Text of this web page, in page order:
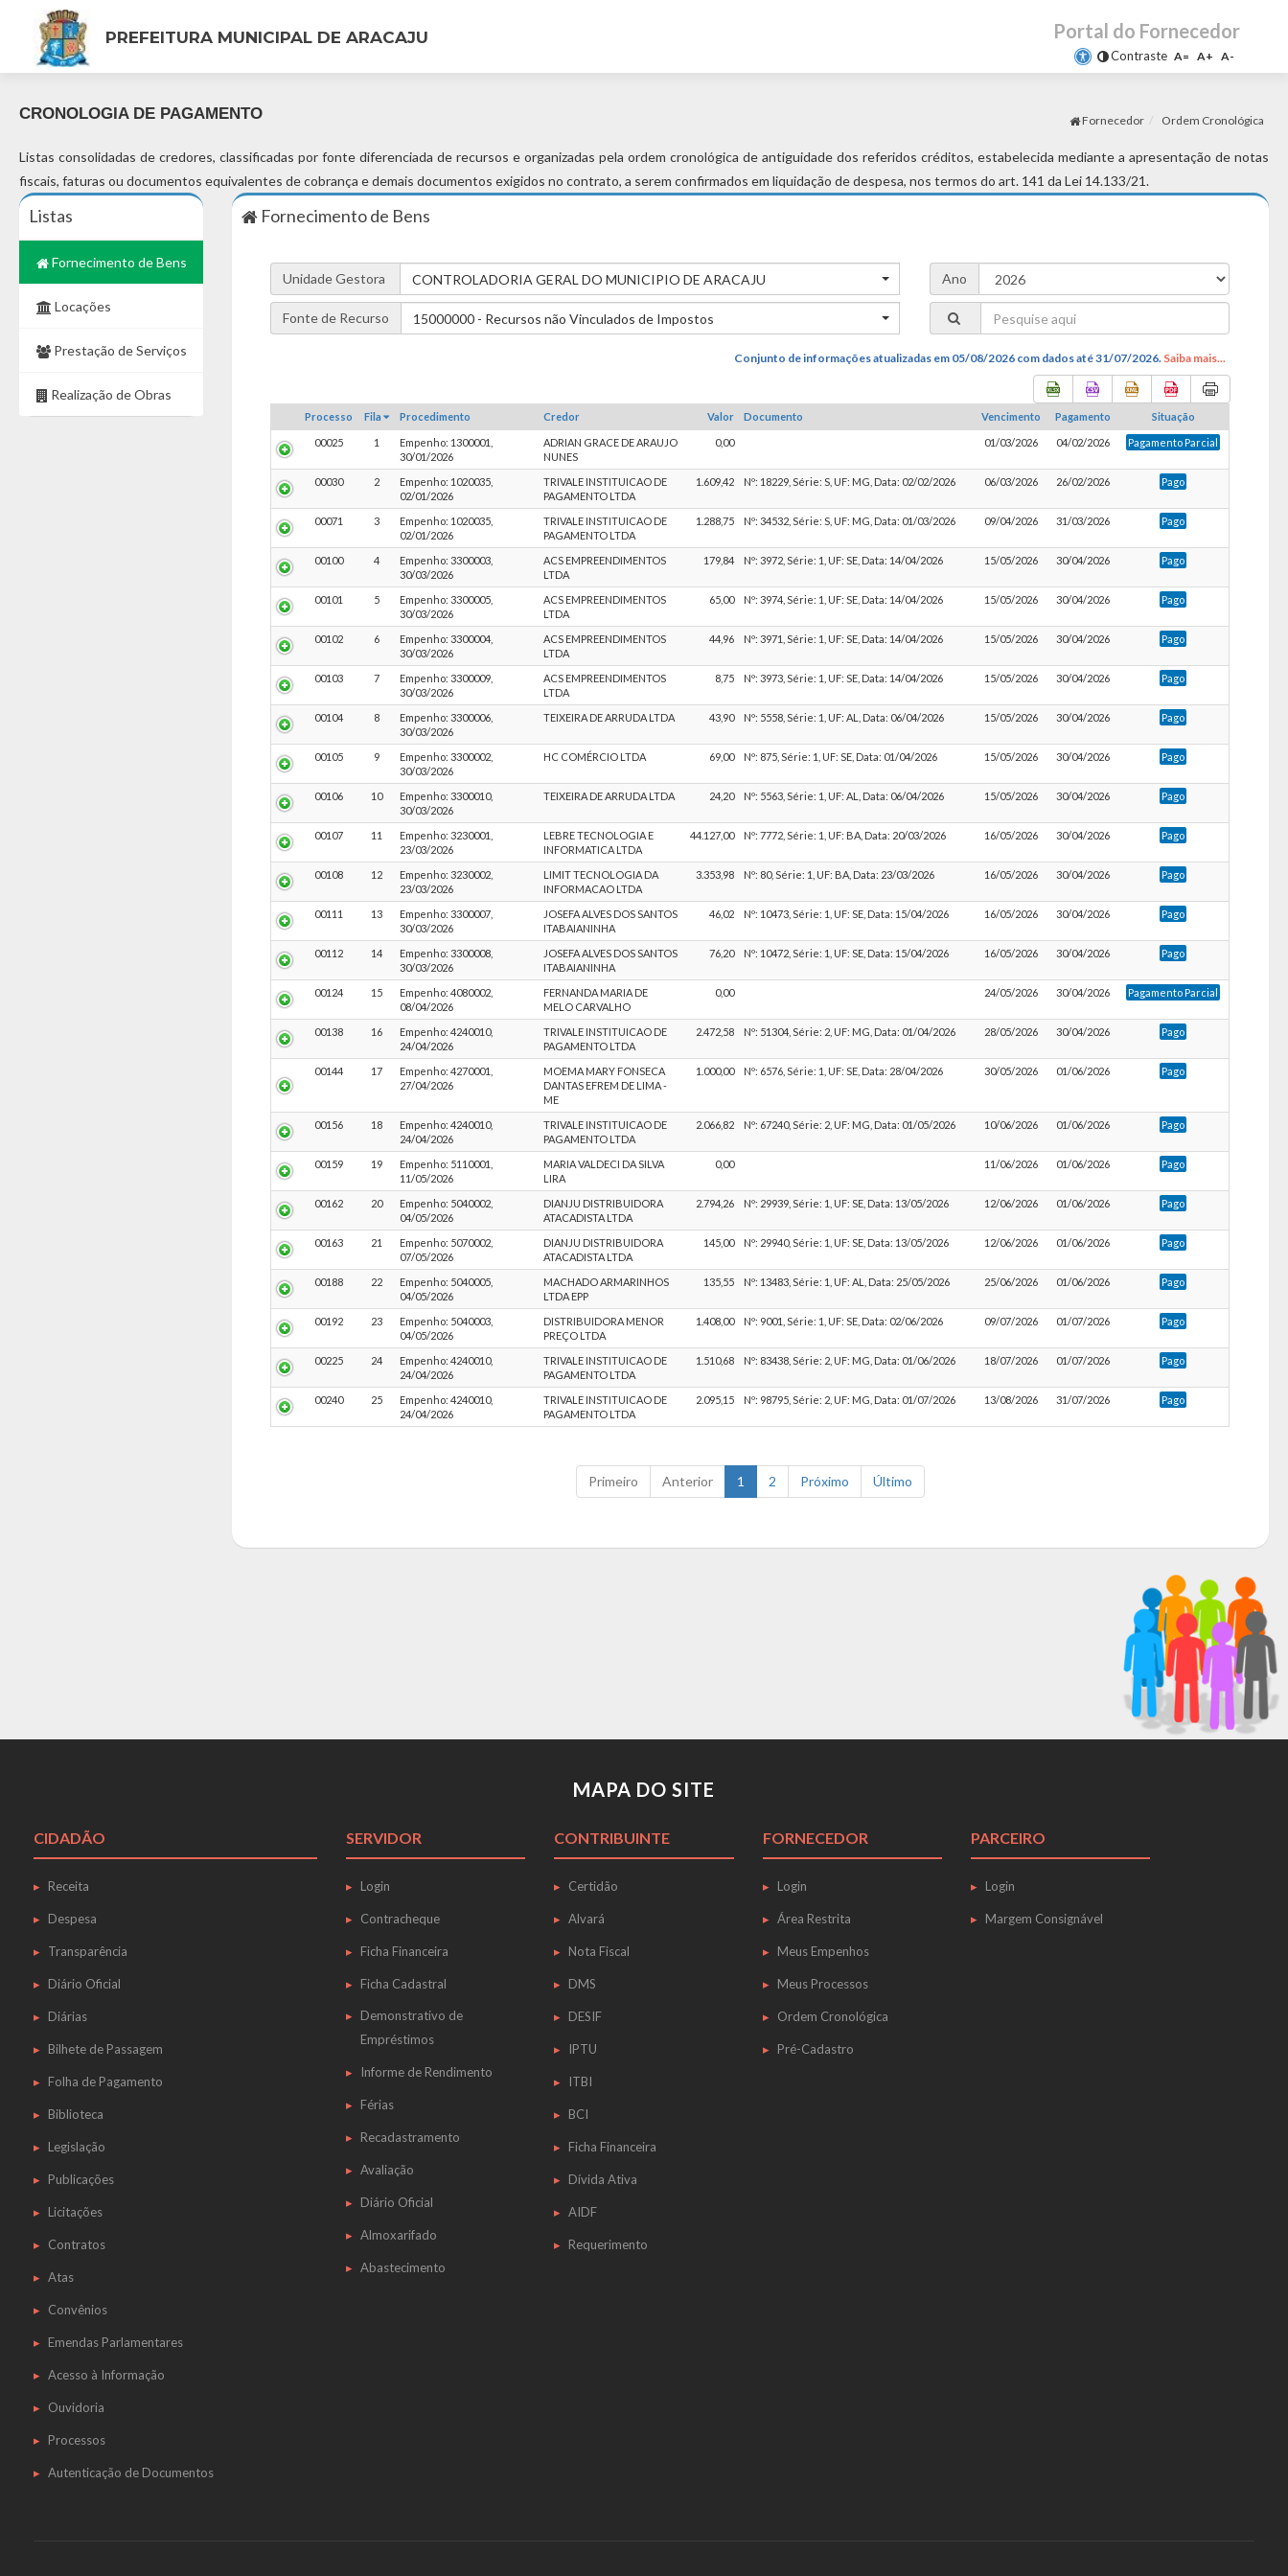
PREFEITURA MUNICIPAL DE ARACAJU Portal do Fornecedor
Contraste A= A+ A-
Fornecedor Ordem Cronológica
CRONOLOGIA DE PAGAMENTO
Listas consolidadas de credores, classificadas por fonte diferenciada de recursos e organizadas pela ordem cronológica de antiguidade dos referidos créditos, estabelecida mediante a apresentação de notas
fiscais, faturas ou documentos equivalentes de cobrança e demais documentos exigidos no contrato, a serem confirmados em liquidação de despesa, nos termos do art. 141 da Lei 14.133/21.
Listas
Fornecimento de Bens
Locações
Prestação de Serviços
Realização de Obras
Fornecimento de Bens
Unidade Gestora CONTROLADORIA GERAL DO MUNICIPIO DE ARACAJU Ano
Fonte de Recurso 15000000 - Recursos não Vinculados de Impostos
Conjunto de informações atualizadas em 05/08/2026com dados até 31/07/2026. Saiba mais...
Processo Fila Procedimento Credor Valor Documento Vencimento Pagamento Situação
00025 1
Empenho: 1300001,
30/01/2026
ADRIAN GRACE DE ARAUJO
NUNES
0,00 01/03/2026 04/02/2026 Pagamento Parcial
00030 2
Empenho: 1020035,
02/01/2026
TRIVALE INSTITUICAO DE
PAGAMENTO LTDA
1.609,42 Nº: 18229, Série: S, UF: MG, Data: 02/02/2026 06/03/2026 26/02/2026 Pago
00071 3
Empenho: 1020035,
02/01/2026
TRIVALE INSTITUICAO DE
PAGAMENTO LTDA
1.288,75 Nº: 34532, Série: S, UF: MG, Data: 01/03/2026 09/04/2026 31/03/2026 Pago
00100 4
Empenho: 3300003,
30/03/2026
ACS EMPREENDIMENTOS
LTDA
179,84 Nº: 3972, Série: 1, UF: SE, Data: 14/04/2026 15/05/2026 30/04/2026 Pago
00101 5
Empenho: 3300005,
30/03/2026
ACS EMPREENDIMENTOS
LTDA
65,00 Nº: 3974, Série: 1, UF: SE, Data: 14/04/2026 15/05/2026 30/04/2026 Pago
00102 6
Empenho: 3300004,
30/03/2026
ACS EMPREENDIMENTOS
LTDA
44,96 Nº: 3971, Série: 1, UF: SE, Data: 14/04/2026 15/05/2026 30/04/2026 Pago
00103 7
Empenho: 3300009,
30/03/2026
ACS EMPREENDIMENTOS
LTDA
8,75 Nº: 3973, Série: 1, UF: SE, Data: 14/04/2026 15/05/2026 30/04/2026 Pago
00104 8
Empenho: 3300006,
30/03/2026
TEIXEIRA DE ARRUDA LTDA 43,90 Nº: 5558, Série: 1, UF: AL, Data: 06/04/2026 15/05/2026 30/04/2026 Pago
00105 9
Empenho: 3300002,
30/03/2026
HC COMÉRCIO LTDA 69,00 Nº: 875, Série: 1, UF: SE, Data: 01/04/2026 15/05/2026 30/04/2026 Pago
00106 10
Empenho: 3300010,
30/03/2026
TEIXEIRA DE ARRUDA LTDA 24,20 Nº: 5563, Série: 1, UF: AL, Data: 06/04/2026 15/05/2026 30/04/2026 Pago
00107 11
Empenho: 3230001,
23/03/2026
LEBRE TECNOLOGIA E
INFORMATICA LTDA
44.127,00 Nº: 7772, Série: 1, UF: BA, Data: 20/03/2026 16/05/2026 30/04/2026 Pago
00108 12
Empenho: 3230002,
23/03/2026
LIMIT TECNOLOGIA DA
INFORMACAO LTDA
3.353,98 Nº: 80, Série: 1, UF: BA, Data: 23/03/2026 16/05/2026 30/04/2026 Pago
00111 13
Empenho: 3300007,
30/03/2026
JOSEFA ALVES DOS SANTOS
ITABAIANINHA
46,02 Nº: 10473, Série: 1, UF: SE, Data: 15/04/2026 16/05/2026 30/04/2026 Pago
00112 14
Empenho: 3300008,
30/03/2026
JOSEFA ALVES DOS SANTOS
ITABAIANINHA
76,20 Nº: 10472, Série: 1, UF: SE, Data: 15/04/2026 16/05/2026 30/04/2026 Pago
00124 15
Empenho: 4080002,
08/04/2026
FERNANDA MARIA DE
MELO CARVALHO
0,00 24/05/2026 30/04/2026 Pagamento Parcial
00138 16
Empenho: 4240010,
24/04/2026
TRIVALE INSTITUICAO DE
PAGAMENTO LTDA
2.472,58 Nº: 51304, Série: 2, UF: MG, Data: 01/04/2026 28/05/2026 30/04/2026 Pago
00144 17
Empenho: 4270001,
27/04/2026
MOEMA MARY FONSECA
DANTAS EFREM DE LIMA -
ME
1.000,00 Nº: 6576, Série: 1, UF: SE, Data: 28/04/2026 30/05/2026 01/06/2026 Pago
00156 18
Empenho: 4240010,
24/04/2026
TRIVALE INSTITUICAO DE
PAGAMENTO LTDA
2.066,82 Nº: 67240, Série: 2, UF: MG, Data: 01/05/2026 10/06/2026 01/06/2026 Pago
00159 19
Empenho: 5110001,
11/05/2026
MARIA VALDECI DA SILVA
LIRA
0,00 11/06/2026 01/06/2026 Pago
00162 20
Empenho: 5040002,
04/05/2026
DIANJU DISTRIBUIDORA
ATACADISTA LTDA
2.794,26 Nº: 29939, Série: 1, UF: SE, Data: 13/05/2026 12/06/2026 01/06/2026 Pago
00163 21
Empenho: 5070002,
07/05/2026
DIANJU DISTRIBUIDORA
ATACADISTA LTDA
145,00 Nº: 29940, Série: 1, UF: SE, Data: 13/05/2026 12/06/2026 01/06/2026 Pago
00188 22
Empenho: 5040005,
04/05/2026
MACHADO ARMARINHOS
LTDA EPP
135,55 Nº: 13483, Série: 1, UF: AL, Data: 25/05/2026 25/06/2026 01/06/2026 Pago
00192 23
Empenho: 5040003,
04/05/2026
DISTRIBUIDORA MENOR
PREÇO LTDA
1.408,00 Nº: 9001, Série: 1, UF: SE, Data: 02/06/2026 09/07/2026 01/07/2026 Pago
00225 24
Empenho: 4240010,
24/04/2026
TRIVALE INSTITUICAO DE
PAGAMENTO LTDA
1.510,68 Nº: 83438, Série: 2, UF: MG, Data: 01/06/2026 18/07/2026 01/07/2026 Pago
00240 25
Empenho: 4240010,
24/04/2026
TRIVALE INSTITUICAO DE
PAGAMENTO LTDA
2.095,15 Nº: 98795, Série: 2, UF: MG, Data: 01/07/2026 13/08/2026 31/07/2026 Pago
Primeiro Anterior 1 2 Próximo Último
MAPA DO SITE
CIDADÃO
Receita
Despesa
Transparência
Diário Oficial
Diárias
Bilhete de Passagem
Folha de Pagamento
Biblioteca
Legislação
Publicações
Licitações
Contratos
Atas
Convênios
Emendas Parlamentares
Acesso à Informação
Ouvidoria
Processos
Autenticação de Documentos
SERVIDOR
Login
Contracheque
Ficha Financeira
Ficha Cadastral
Demonstrativo de
Empréstimos
Informe de Rendimento
Férias
Recadastramento
Avaliação
Diário Oficial
Almoxarifado
Abastecimento
CONTRIBUINTE
Certidão
Alvará
Nota Fiscal
DMS
DESIF
IPTU
ITBI
BCI
Ficha Financeira
Dívida Ativa
AIDF
Requerimento
FORNECEDOR
Login
Área Restrita
Meus Empenhos
Meus Processos
Ordem Cronológica
Pré-Cadastro
PARCEIRO
Login
Margem Consignável